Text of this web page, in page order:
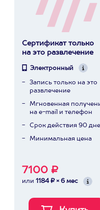
Сертификат только
на это развлечение
Электронный
Запись только на это
развлечение
Мгновенная
на e-mail и телефон
Срок действия 90
Минимальная цена
7100 ₽
или 1184 ₽ × 6 мес